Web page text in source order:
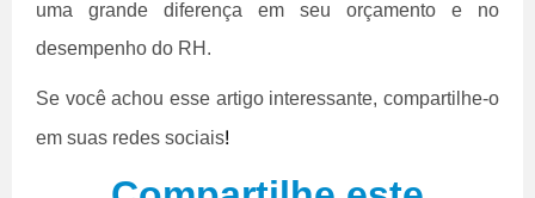
uma grande diferença em seu orçamento e no
desempenho do RH.
Se você achou esse artigo interessante, compartilhe-o
em suas redes sociais!